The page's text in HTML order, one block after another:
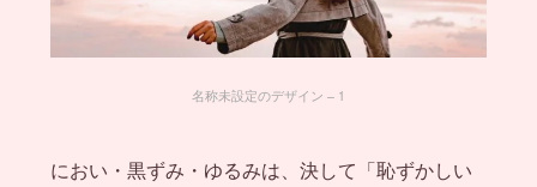
名称未設定のデザイン – 1
におい・黒ずみ・ゆるみは、決して「恥ずかしい